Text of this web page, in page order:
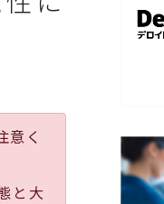
意く
と大